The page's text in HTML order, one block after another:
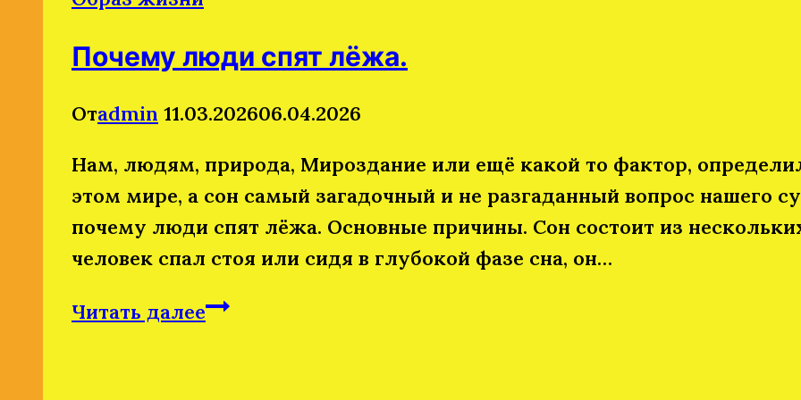
Почему люди спят лёжа.
Отadmin 11.03.202606.04.2026
Нам, людям, природа, Мироздание или ещё какой то фактор,
этом мире, а сон самый загадочный и не разгаданный вопрос нашего
почему люди спят лёжа. Основные причины. Сон состоит из
человек спал стоя или сидя в глубокой фазе сна, он…
Читать далееПочему